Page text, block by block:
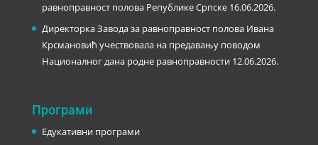
равноправност полова Републике Српске 16.06.2026.
Директорка Завода за равноправност полова Ивана
Крсмановић учествовала на предавању поводом
Националног дана родне равноправности 12.06.2026.
Програми
Едукативни програми